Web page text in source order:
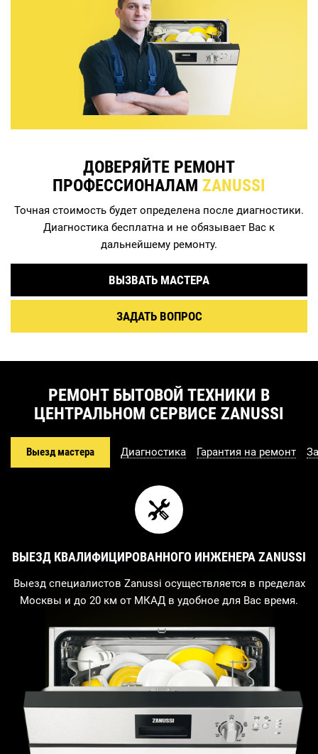
ДОВЕРЯЙТЕ РЕМОНТ
ПРОФЕССИОНАЛАМ ZANUSSI
Точная стоимость будет определена после диагностики.
Диагностика бесплатна и не обязывает Вас к
дальнейшему ремонту.
ВЫЗВАТЬ МАСТЕРА
ЗАДАТЬ ВОПРОС
РЕМОНТ БЫТОВОЙ ТЕХНИКИ В
ЦЕНТРАЛЬНОМ СЕРВИСЕ ZANUSSI
Выезд мастера Диагностика Гарантия на ремонт
ВЫЕЗД КВАЛИФИЦИРОВАННОГО ИНЖЕНЕРА ZANUSSI
Выезд специалистов Zanussi осуществляется в пределах
Москвы и до 20 км от МКАД в удобное для Вас время.